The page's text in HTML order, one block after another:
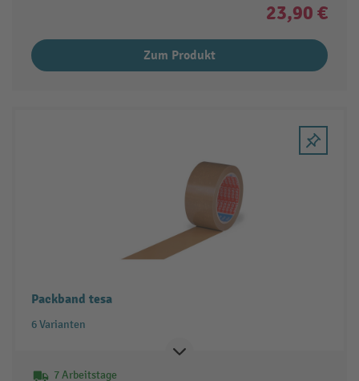
23,90 €
Zum Produkt
Packband tesa
6 Varianten
7 Arbeitstage